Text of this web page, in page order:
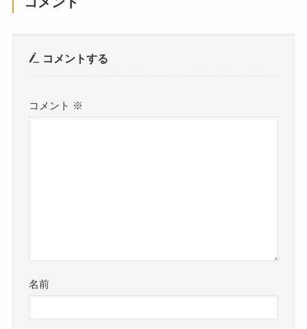
コメントする
コメント ※
名前